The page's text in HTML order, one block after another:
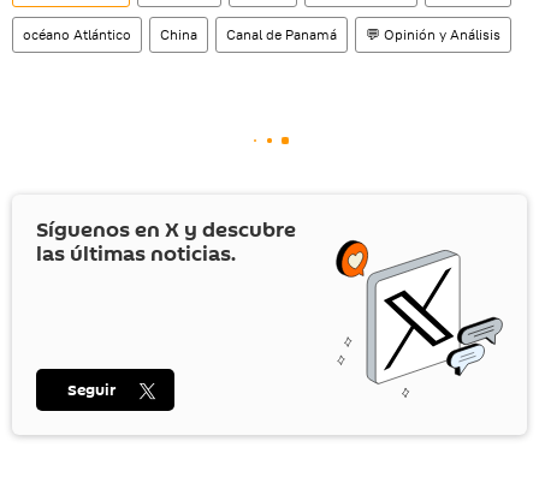
océano Atlántico China Canal de Panamá 💬 Opinión y Análisis
Síguenos en X y descubre
las últimas noticias.
Seguir